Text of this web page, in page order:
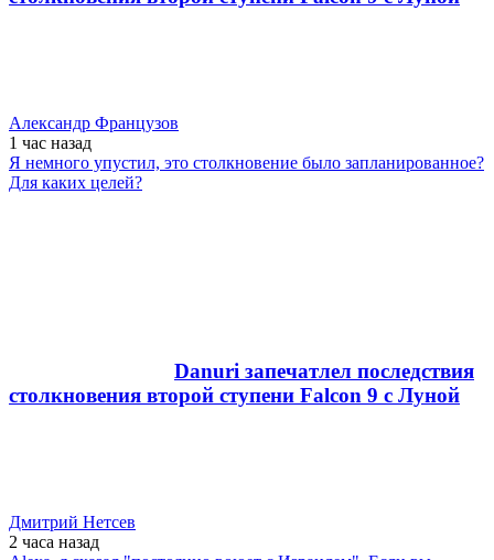
Александр Французов
1 час назад
Я немного упустил, это столкновение было запланированное?
Для каких целей?
Danuri запечатлел последствия
столкновения второй ступени Falcon 9 с Луной
Дмитрий Нетсев
2 часа назад